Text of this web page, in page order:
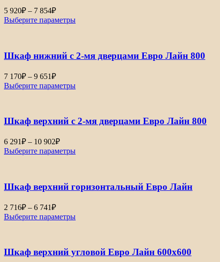
5 920₽ – 7 854₽
Выберите параметры
Шкаф нижний с 2-мя дверцами Евро Лайн 800
7 170₽ – 9 651₽
Выберите параметры
Шкаф верхний с 2-мя дверцами Евро Лайн 800
6 291₽ – 10 902₽
Выберите параметры
Шкаф верхний горизонтальный Евро Лайн
2 716₽ – 6 741₽
Выберите параметры
Шкаф верхний угловой Евро Лайн 600х600